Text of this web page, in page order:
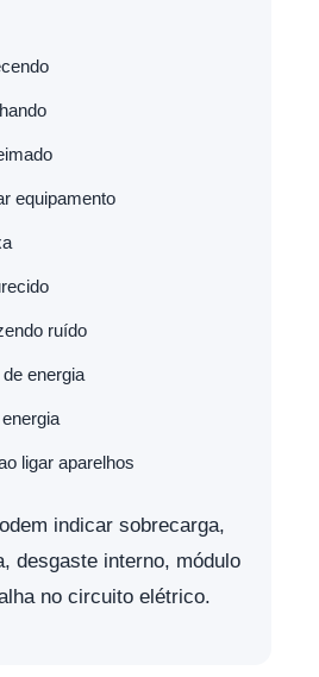
equipamento
ruído
energia
ligar aparelhos
indicar sobrecarga,
desgaste interno, módulo
no circuito elétrico.